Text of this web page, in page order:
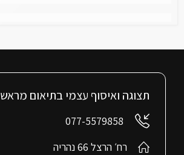
תצוגה ואיסוף עצמי בתיאום מראש
077-5579858
רח׳ הרצל 66 נהריה